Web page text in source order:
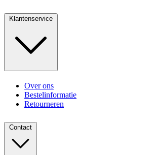
Klantenservice
Over ons
Bestelinformatie
Retourneren
Contact